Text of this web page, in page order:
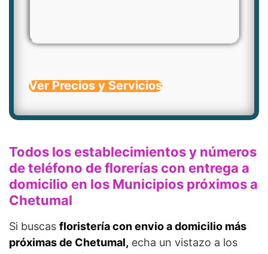
Ver Precios y Servicios
Todos los establecimientos y números
de teléfono de florerías con entrega a
domicilio en los Municipios próximos a
Chetumal
Si buscas floristería con envio a domicilio más
próximas de Chetumal, echa un vistazo a los